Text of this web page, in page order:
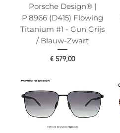
Porsche Design® |
P'8966 (D415) Flowing
Titanium #1 - Gun Grijs
/ Blauw-Zwart
Prijs
€ 579,00